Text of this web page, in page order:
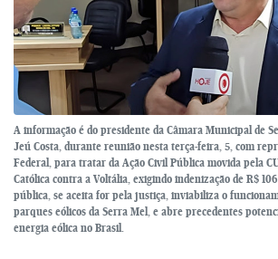
A informação é do presidente da Câmara Municipal de
Jeú Costa, durante reunião nesta terça-feira, 5, com
Federal, para tratar da Ação Civil Pública movida pela
Católica contra a Voltália, exigindo indenização de R$
pública, se aceita for pela justiça, inviabiliza o
parques eólicos da Serra Mel, e abre precedentes
energia eólica no Brasil.